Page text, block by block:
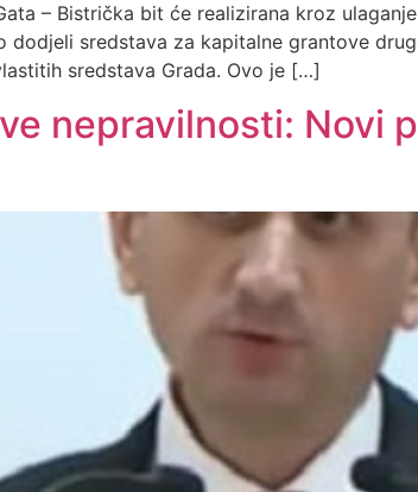
– Bistrička bit će realizirana kroz
sredstava za kapitalne grantove
sredstava Grada. Ovo je […]
nepravilnosti: Novi